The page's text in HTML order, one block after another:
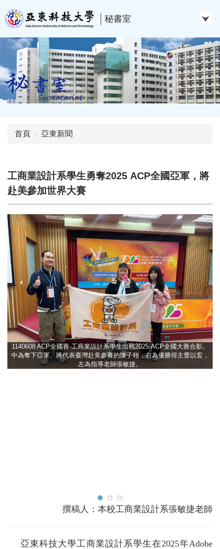
到
主
要
內
區
秘書室
首頁 亞東新聞
工商業設計系學生勇奪2025 ACP全國亞軍，將
赴美參加世界大賽
1140608 ACP全國賽-工商業設計系學生出戰2025 ACP全國大賽合影。
中為奪下亞軍、將代表臺灣赴美參賽的陳子翎，右為優勝得主曹以萱，
左為指導老師張敏捷。
撰稿人：本校工商業設計系張敏捷老師
亞東科技大學工商業設計系學生在2025年Adobe